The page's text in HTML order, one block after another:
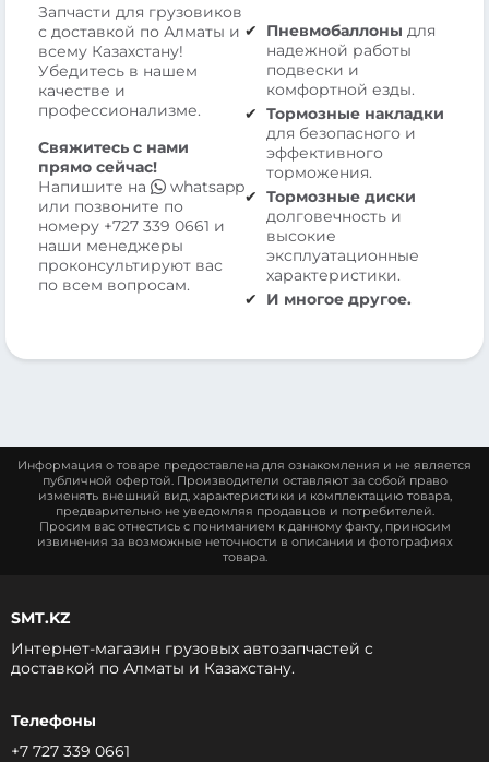
Запчасти для грузовиков
с доставкой по Алматы и
всему Казахстану!
Убедитесь в нашем
качестве и
профессионализме.
Свяжитесь с нами
прямо сейчас!
Напишите на
whatsapp
или позвоните по
номеру +727 339 0661 и
наши менеджеры
проконсультируют вас
по всем вопросам.
Пневмобаллоны для
надежной работы
подвески и
комфортной езды.
Тормозные накладки
для безопасного и
эффективного
торможения.
Тормозные диски
долговечность и
высокие
эксплуатационные
характеристики.
И многое другое.
Информация о товаре предоставлена для ознакомления и не является
публичной офертой. Производители оставляют за собой право
изменять внешний вид, характеристики и комплектацию товара,
предварительно не уведомляя продавцов и потребителей.
Просим вас отнестись с пониманием к данному факту, приносим
извинения за возможные неточности в описании и фотографиях
товара.
SMT.KZ
Интернет-магазин грузовых автозапчастей c
доставкой по Алматы и Казахстану.
Телефоны
+7 727 339 0661